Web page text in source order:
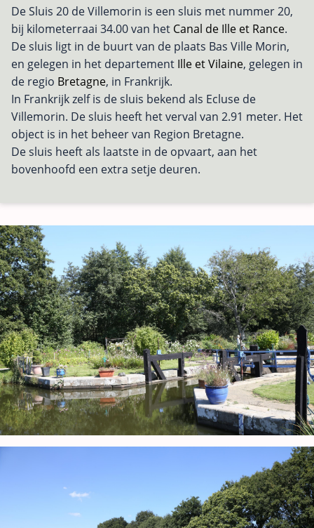
De Sluis 20 de Villemorin is een sluis met nummer 20,
bij kilometerraai 34.00 van het Canal de Ille et Rance.
De sluis ligt in de buurt van de plaats Bas Ville Morin,
en gelegen in het departement Ille et Vilaine, gelegen in
de regio Bretagne, in Frankrijk.
In Frankrijk zelf is de sluis bekend als Ecluse de
Villemorin. De sluis heeft het verval van 2.91 meter. Het
object is in het beheer van Region Bretagne.
De sluis heeft als laatste in de opvaart, aan het
bovenhoofd een extra setje deuren.